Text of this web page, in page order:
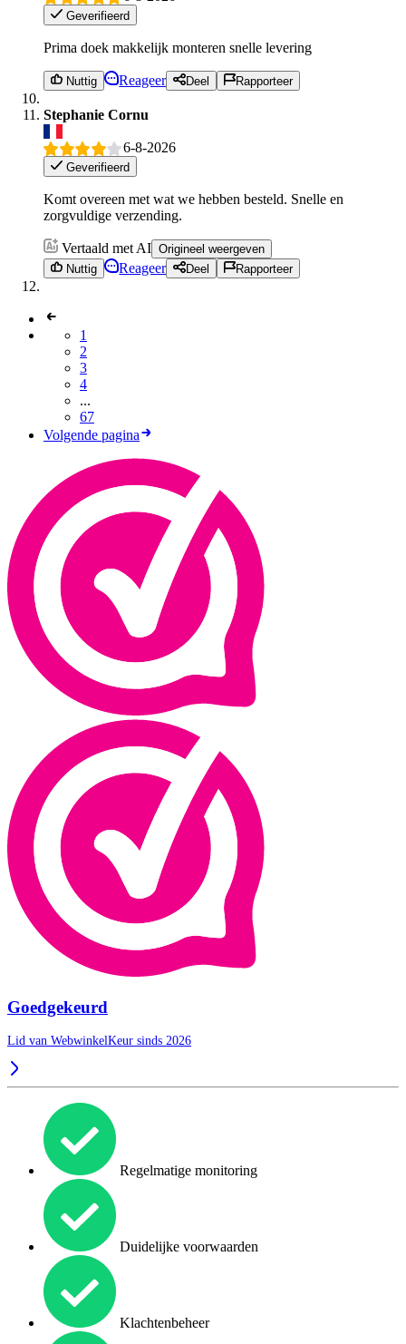
Geverifieerd
Prima doek makkelijk monteren snelle levering
Nuttig Reageer Deel Rapporteer
Stephanie Cornu
6-8-2026
Geverifieerd
Komt overeen met wat we hebben besteld. Snelle en
zorgvuldige verzending.
Vertaald met AI Origineel weergeven
Nuttig
Reageer Deel Rapporteer
1
2
3
4
...
67
Volgende pagina
Goedgekeurd
Lid van WebwinkelKeur sinds 2026
Regelmatige monitoring
Duidelijke voorwaarden
Klachtenbeheer